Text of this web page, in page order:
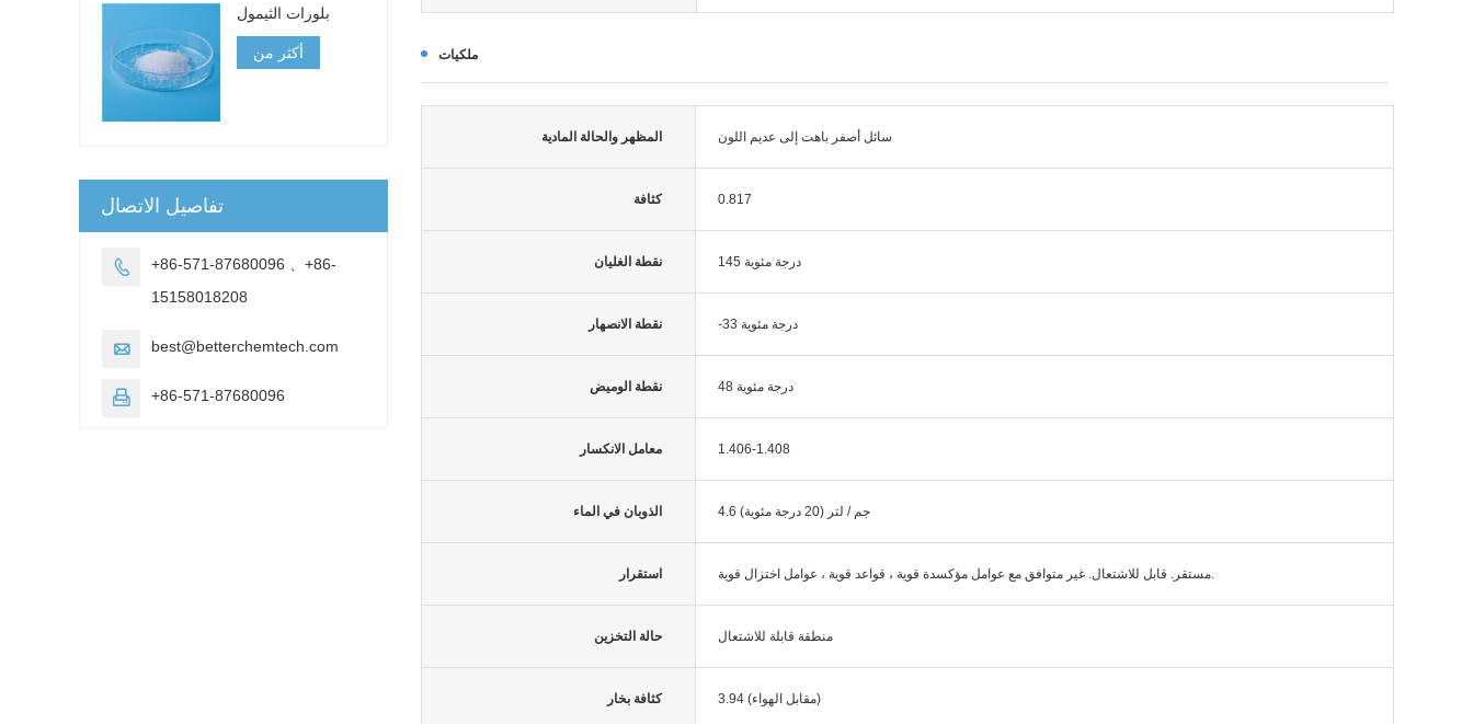
ملكيات
المظهر والحالة المادية سائل أصفر باهت إلى عديم اللون
كثافة 0.817
نقطة الغليان 145 درجة مئوية
نقطة الانصهار -33 درجة مئوية
نقطة الوميض 48 درجة مئوية
معامل الانكسار 1.406-1.408
الذوبان في الماء 4.6 جم / لتر (20 درجة مئوية)
استقرار
حالة التخزين منطقة قابلة للاشتعال
كثافة بخار 3.94 (مقابل الهواء)
بلورات الثيمول
أكثر من
تفاصيل الاتصال

+86-571-87680096 、+86-
15158018208
 best@betterchemtech.com
 +86-571-87680096